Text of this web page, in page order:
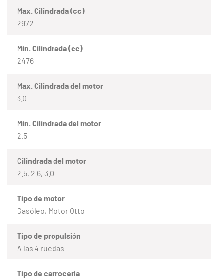
Max. Cilindrada (cc)
2972
Mín. Cilindrada (cc)
2476
Max. Cilindrada del motor
3.0
Mín. Cilindrada del motor
2.5
Cilindrada del motor
2.5, 2.6, 3.0
Tipo de motor
Gasóleo, Motor Otto
Tipo de propulsión
A las 4 ruedas
Tipo de carrocería